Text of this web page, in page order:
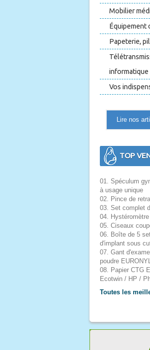
Mobilier
Équipement
Papeterie,
informatique
Vos
Lire nos
TOP
01. Spéculum
à usage unique
02. Pince de
03. Set complet
04. Hystéromètre
05. Ciseaux
06. Boîte de 5
d'implant sous
07. Gant
poudre
08. Papier CTG
Ecotwin / HP /
Toutes les